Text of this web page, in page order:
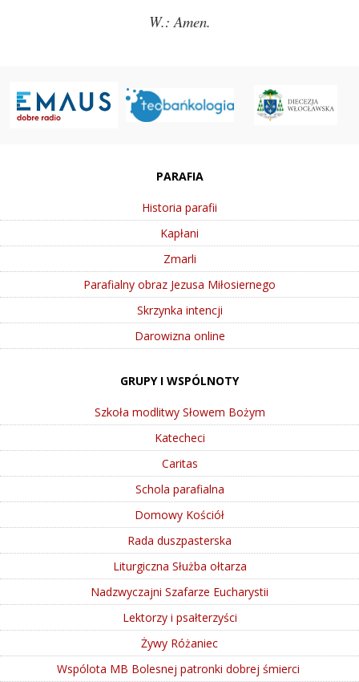
W.: Amen.
PARAFIA
Historia parafii
Kapłani
Zmarli
Parafialny obraz Jezusa Miłosiernego
Skrzynka intencji
Darowizna online
GRUPY I WSPÓLNOTY
Szkoła modlitwy Słowem Bożym
Katecheci
Caritas
Schola parafialna
Domowy Kościół
Rada duszpasterska
Liturgiczna Służba ołtarza
Nadzwyczajni Szafarze Eucharystii
Lektorzy i psałterzyści
Żywy Różaniec
Wspólota MB Bolesnej patronki dobrej śmierci